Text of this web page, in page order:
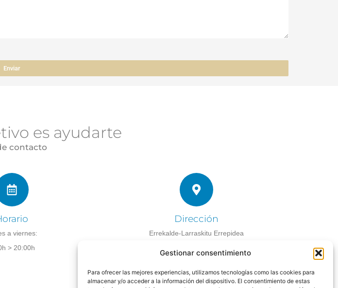
Gestionar consentimiento
Para ofrecer las mejores experiencias, utilizamos tecnologías como las cookies para
almacenar y/o acceder a la información del dispositivo. El consentimiento de estas
Enviar
es ayudarte
contacto
a viernes:
> 20:00h
Dirección
Errekalde-Larraskitu Errepidea